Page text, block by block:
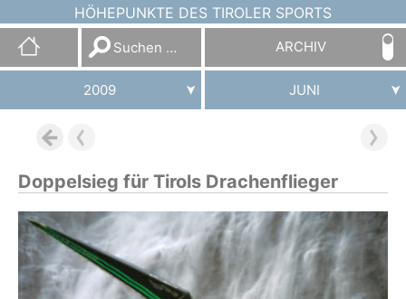
HÖHEPUNKTE DES TIROLER SPORTS
Suchen
nach:
ARCHIV
2009 JUNI
Doppelsieg für Tirols Drachenflieger